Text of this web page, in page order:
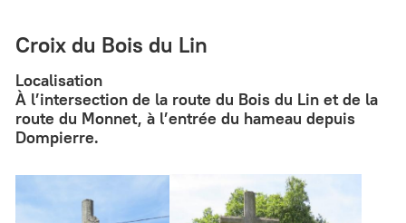
Croix du Bois du Lin
Localisation
À l’intersection de la route du Bois du Lin et de la
route du Monnet, à l’entrée du hameau depuis
Dompierre.